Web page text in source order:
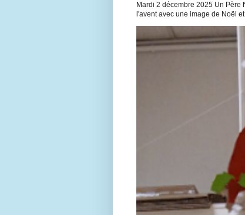
Mardi 2 décembre 2025 Un Père
l'avent avec une image de Noël